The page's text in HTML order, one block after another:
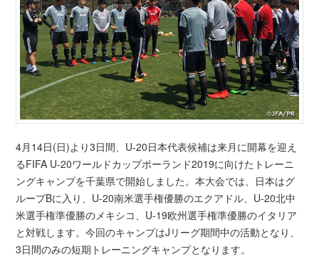
4月14日(日)より3日間、U-20日本代表候補は来月に開幕を迎え
るFIFA U-20ワールドカップポーランド2019に向けたトレーニ
ングキャンプを千葉県で開始しました。本大会では、日本はグ
ループBに入り、U-20南米選手権優勝のエクアドル、U-20北中
米選手権準優勝のメキシコ、U-19欧州選手権準優勝のイタリア
と対戦します。今回のキャンプはJリーグ期間中の活動となり、
3日間のみの短期トレーニングキャンプとなります。